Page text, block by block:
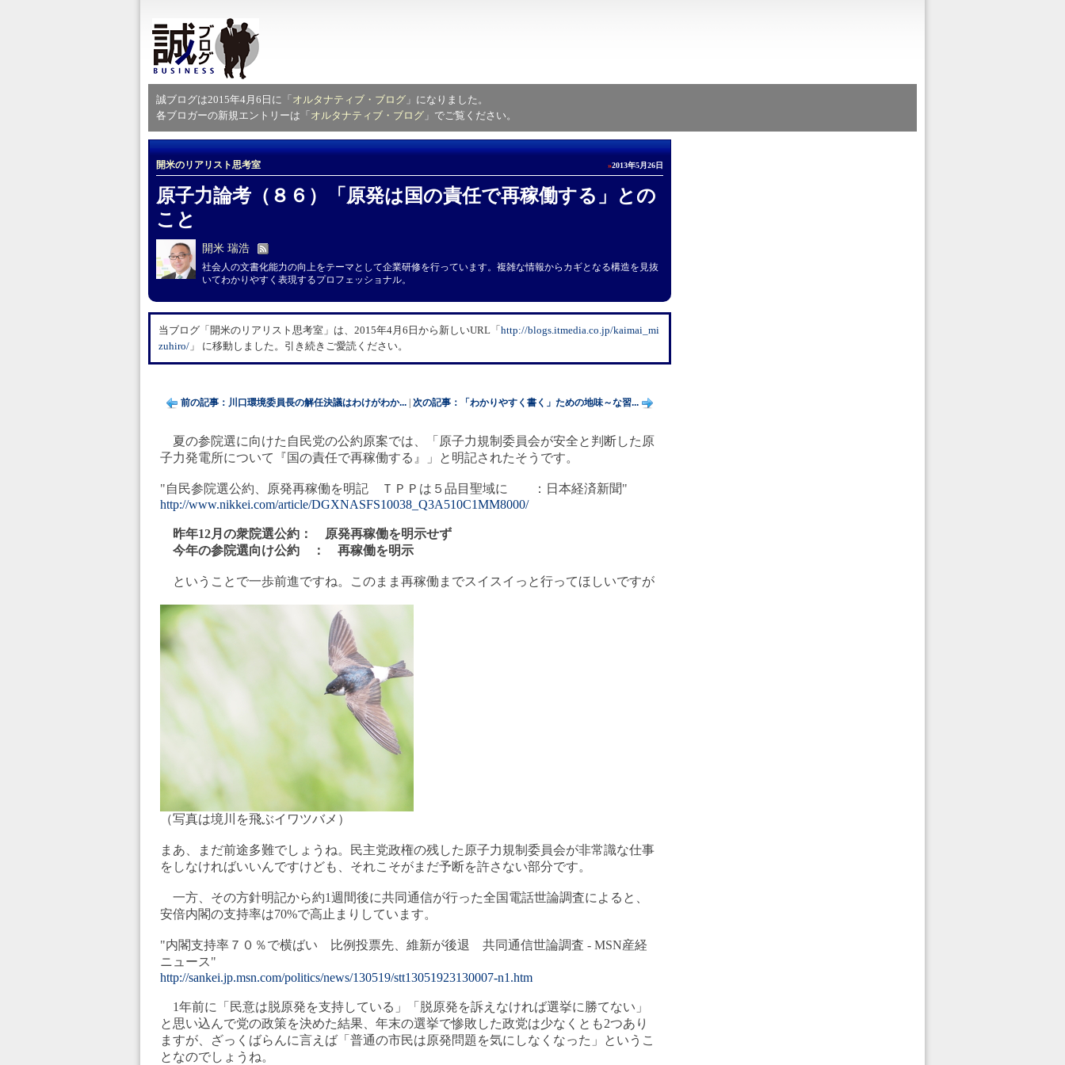
誠ブログは2015年4月6日に「 オルタナティブ・ブログ 」になりました。
各ブロガーの新規エントリーは「 オルタナティブ・ブログ 」でご覧ください。
»2013年5月26日
開米のリアリスト思考室
原子力論考（８６）「原発は国の責任で再稼働する」との
こと
開米 瑞浩
社会人の文書化能力の向上をテーマとして企業研修を行っています。複雑な情報からカギとなる構造を見抜
いてわかりやすく表現するプロフェッショナル。
当ブログ「開米のリアリスト思考室」は、2015年4月6日から新しいURL「 ​http://blogs.itmedia.co.jp/kaimai_mi
zuhiro/ 」 に移動しました。引き続きご愛読ください。
前の記事：川口環境委員長の解任決議はわけがわか... 次の記事：「わかりやすく書く」ための地味～な習...
夏の参院選に向けた自民党の公約原案では、「原子力規制委員会が安全と判断した原
子力発電所について『国の責任で再稼働する』」と明記されたそうです。
"自民参院選公約、原発再稼働を明記 ＴＰＰは５品目聖域に ：日本経済新聞"
http://www.nikkei.com/article/DGXNASFS10038_Q3A510C1MM8000/
昨年12月の衆院選公約： 原発再稼働を明示せず
今年の参院選向け公約 ： 再稼働を明示
ということで一歩前進ですね。このまま再稼働までスイスイっと行ってほしいですが
（写真は境川を飛ぶイワツバメ）
まあ、まだ前途多難でしょうね。民主党政権の残した原子力規制委員会が非常識な仕事
をしなければいいんですけども、それこそがまだ予断を許さない部分です。
一方、その方針明記から約1週間後に共同通信が行った全国電話世論調査によると、
安倍内閣の支持率は70%で高止まりしています。
"内閣支持率７０％で横ばい 比例投票先、維新が後退 共同通信世論調査 - MSN産経
ニュース"
http://sankei.jp.msn.com/politics/news/130519/stt13051923130007-n1.htm
1年前に「民意は脱原発を支持している」「脱原発を訴えなければ選挙に勝てない」
と思い込んで党の政策を決めた結果、年末の選挙で惨敗した政党は少なくとも2つあり
ますが、ざっくばらんに言えば「普通の市民は原発問題を気にしなくなった」というこ
となのでしょうね。